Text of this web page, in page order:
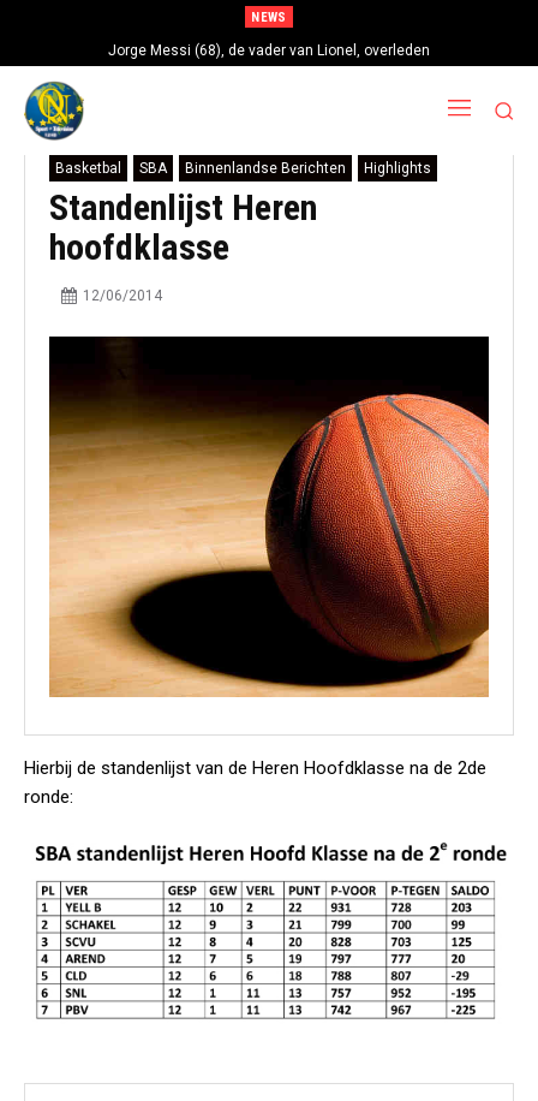
NEWS
Jorge Messi (68), de vader van Lionel, overleden
Basketbal SBA Binnenlandse Berichten Highlights
Standenlijst Heren
hoofdklasse
12/06/2014
Hierbij de standenlijst van de Heren Hoofdklasse na de 2de
ronde: